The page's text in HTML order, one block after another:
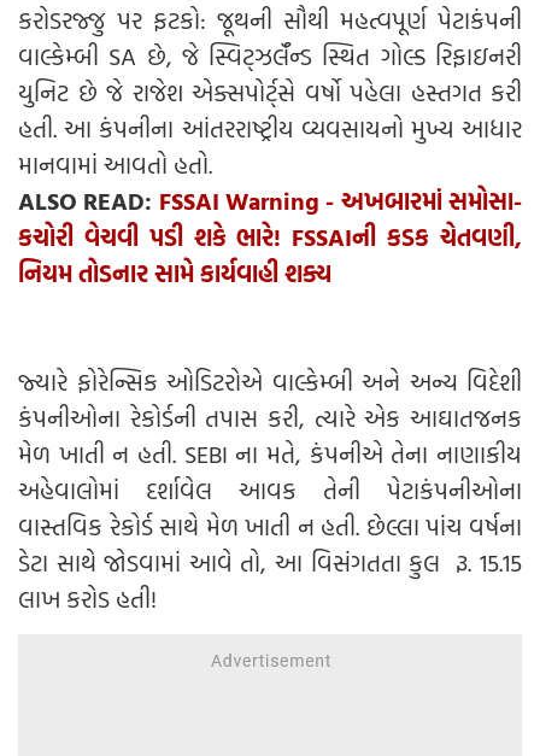
કરોડરજ્જુ પર ફટકો: જૂથની સૌથી મહત્વપૂર્ણ પેટાકંપની
વાલ્કેમ્બી SA છે, જે સ્વિટ્ઝર્લૅન્ડ સ્થિત ગોલ્ડ રિફાઇનરી
યુનિટ છે જે રાજેશ એક્સપોર્ટ્સે વર્ષો પહેલા હસ્તગત કરી
હતી. આ કંપનીના આંતરરાષ્ટ્રીય વ્યવસાયનો મુખ્ય આધાર
માનવામાં આવતો હતો.
ALSO READ: FSSAI Warning - અખબારમાં સમોસા-
કચોરી વેચવી પડી શકે ભારે! FSSAIની કડક ચેતવણી,
નિયમ તોડનાર સામે કાર્યવાહી શક્ય
જ્યારે ફોરેન્સિક ઓડિટરોએ વાલ્કેમ્બી અને અન્ય વિદેશી
કંપનીઓના રેકોર્ડની તપાસ કરી, ત્યારે એક આઘાતજનક
મેળ ખાતી ન હતી. SEBI ના મતે, કંપનીએ તેના નાણાકીય
અહેવાલોમાં દર્શાવેલ આવક તેની પેટાકંપનીઓના
વાસ્તવિક રેકોર્ડ સાથે મેળ ખાતી ન હતી. છેલ્લા પાંચ વર્ષના
ડેટા સાથે જોડવામાં આવે તો, આ વિસંગતતા કુલ રૂ. 15.15
લાખ કરોડ હતી!